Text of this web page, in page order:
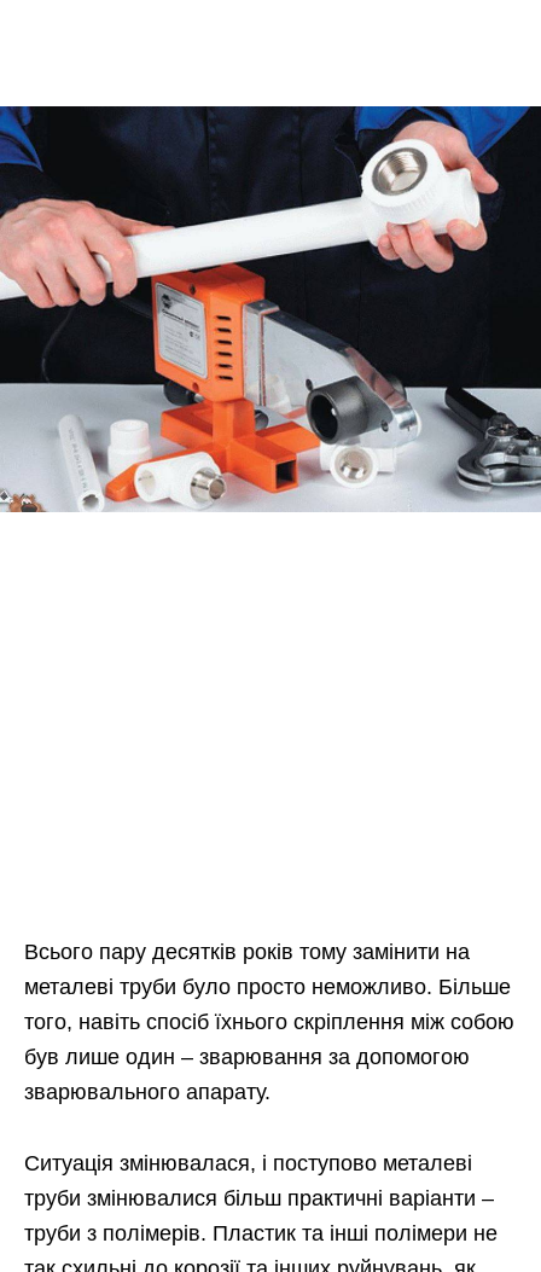
Всього пару десятків років тому замінити на
металеві труби було просто неможливо. Більше
того, навіть спосіб їхнього скріплення між собою
був лише один – зварювання за допомогою
зварювального апарату.
Ситуація змінювалася, і поступово металеві
труби змінювалися більш практичні варіанти –
труби з полімерів. Пластик та інші полімери не